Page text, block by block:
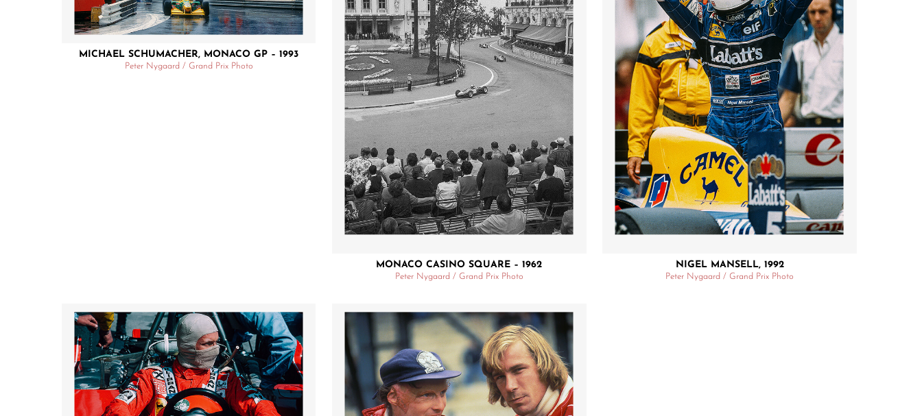
MICHAEL SCHUMACHER, MONACO GP – 1993
Peter Nygaard / Grand Prix Photo
MONACO CASINO SQUARE – 1962
Peter Nygaard / Grand Prix Photo
NIGEL MANSELL, 1992
Peter Nygaard / Grand Prix Photo